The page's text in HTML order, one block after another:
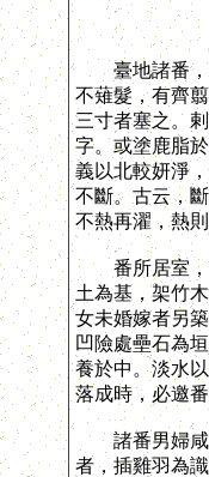
臺地諸番，多
不薙髮，有齊
三寸者塞之。
字。或塗鹿脂
義以北較妍淨
不斷。古云，
不熱再濯，熱
番所居室，南
土為基，架竹
女未婚嫁者另
凹險處壘石為
養於中。淡水
落成時，必邀
諸番男婦咸以
者，插雞羽為